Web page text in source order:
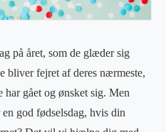
på året, som de glæder sig
bliver fejret af deres nærmeste,
har gået og ønsket sig. Men
god fødselsdag, hvis din